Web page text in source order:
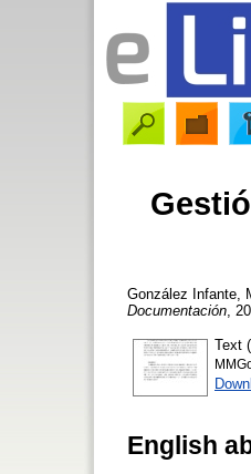
González Infante,
Documentación ,
Text
English